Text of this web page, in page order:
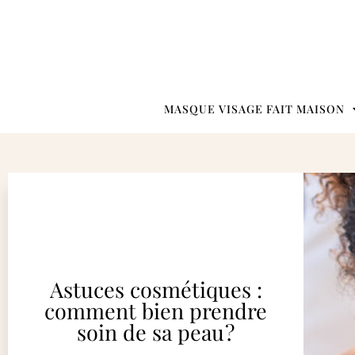
MASQUE VISAGE FAIT MAISON
Astuces cosmétiques :
comment bien prendre
soin de sa peau ?